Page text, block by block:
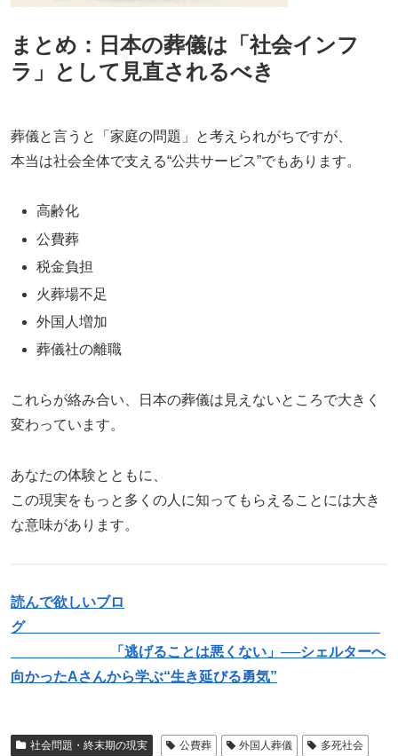
まとめ：日本の葬儀は「社会インフ
ラ」として見直されるべき
葬儀と言うと「家庭の問題」と考えられがちですが、
本当は社会全体で支える“公共サービス”でもあります。
高齢化
公費葬
税金負担
火葬場不足
外国人増加
葬儀社の離職
これらが絡み合い、日本の葬儀は見えないところで大きく
変わっています。
あなたの体験とともに、
この現実をもっと多くの人に知ってもらえることには大き
な意味があります。
読んで欲しいブロ
グ
「逃げることは悪くない」──シェルターへ
向かったAさんから学ぶ“生き延びる勇気”
社会問題・終末期の現実 公費葬 外国人葬儀
多死社会